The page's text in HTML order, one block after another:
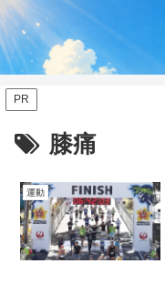
PR
膝痛
運動